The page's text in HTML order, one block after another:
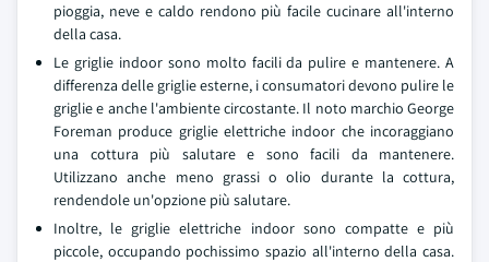
pioggia, neve e caldo rendono più facile cucinare all'interno
della casa.
Le griglie indoor sono molto facili da pulire e mantenere. A
differenza delle griglie esterne, i consumatori devono pulire le
griglie e anche l'ambiente circostante. Il noto marchio George
Foreman produce griglie elettriche indoor che incoraggiano
una cottura più salutare e sono facili da mantenere.
Utilizzano anche meno grassi o olio durante la cottura,
rendendole un'opzione più salutare.
Inoltre, le griglie elettriche indoor sono compatte e più
piccole, occupando pochissimo spazio all'interno della casa.